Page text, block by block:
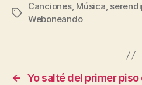
Etiquetas
Canciones, Música,
Weboneando
← Yo salté del primer